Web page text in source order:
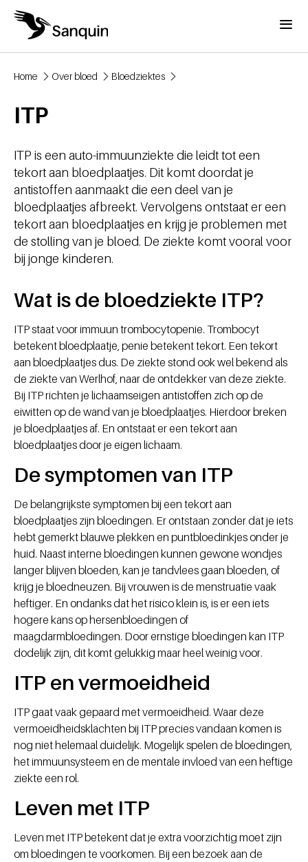
Overslaan en naar de inhoud gaan
Menu
Home Over bloed Bloedziektes
ITP
ITP is een auto-immuunziekte die leidt tot een
tekort aan bloedplaatjes. Dit komt doordat je
antistoffen aanmaakt die een deel van je
bloedplaatjes afbreekt. Vervolgens ontstaat er een
tekort aan bloedplaatjes en krijg je problemen met
de stolling van je bloed. De ziekte komt vooral voor
bij jonge kinderen.
Wat is de bloedziekte ITP?
ITP staat voor immuun trombocytopenie. Trombocyt
betekent bloedplaatje, penie betekent tekort. Een tekort
aan bloedplaatjes dus. De ziekte stond ook wel bekend als
de ziekte van Werlhof, naar de ontdekker van deze ziekte.
Bij ITP richten je lichaamseigen antistoffen zich op de
eiwitten op de wand van je bloedplaatjes. Hierdoor breken
je bloedplaatjes af. En ontstaat er een tekort aan
bloedplaatjes door je eigen lichaam.
De symptomen van ITP
De belangrijkste symptomen bij een tekort aan
bloedplaatjes zijn bloedingen. Er ontstaan zonder dat je iets
hebt gemerkt blauwe plekken en puntbloedinkjes onder je
huid. Naast interne bloedingen kunnen gewone wondjes
langer blijven bloeden, kan je tandvlees gaan bloeden, of
krijg je bloedneuzen. Bij vrouwen is de menstruatie vaak
heftiger. En ondanks dat het risico klein is, is er een iets
hogere kans op hersenbloedingen of
maagdarmbloedingen. Door ernstige bloedingen kan ITP
dodelijk zijn, dit komt gelukkig maar heel weinig voor.
ITP en vermoeidheid
ITP gaat vaak gepaard met vermoeidheid. Waar deze
vermoeidheidsklachten bij ITP precies vandaan komen is
nog niet helemaal duidelijk. Mogelijk spelen de bloedingen,
het immuunsysteem en de mentale invloed van een heftige
ziekte een rol.
Leven met ITP
Leven met ITP betekent dat je extra voorzichtig moet zijn
om bloedingen te voorkomen. Bij een bezoek aan de